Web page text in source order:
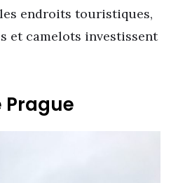
endroits touristiques,
et camelots investissent
Prague